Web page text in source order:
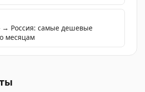
→ Россия: самые дешевые
месяцам